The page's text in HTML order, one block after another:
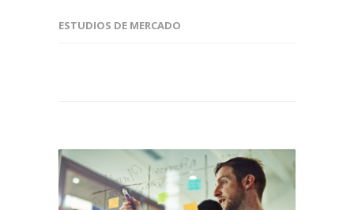
ESTUDIOS DE MERCADO